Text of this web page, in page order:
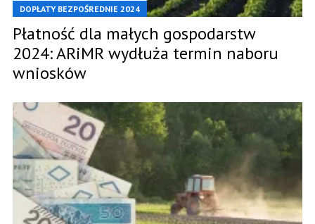
DOPŁATY BEZPOŚREDNIE 2024
Płatność dla małych gospodarstw
2024: ARiMR wydłuża termin naboru
wniosków